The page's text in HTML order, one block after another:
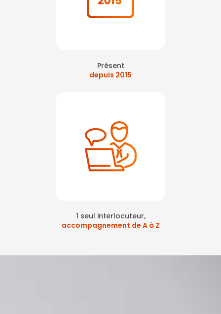
Présent
depuis 2015
1 seul interlocuteur,
accompagnement de A à Z